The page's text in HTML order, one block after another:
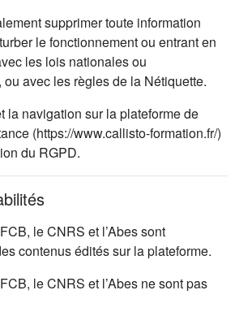
supprimer toute information
le fonctionnement ou entrant en
les lois nationales ou
avec les règles de la Nétiquette.
la navigation sur la plateforme de
(https://www.callisto-formation.fr/)
du RGPD.
le CNRS et l’Abes sont
contenus édités sur la plateforme.
le CNRS et l’Abes ne sont pas